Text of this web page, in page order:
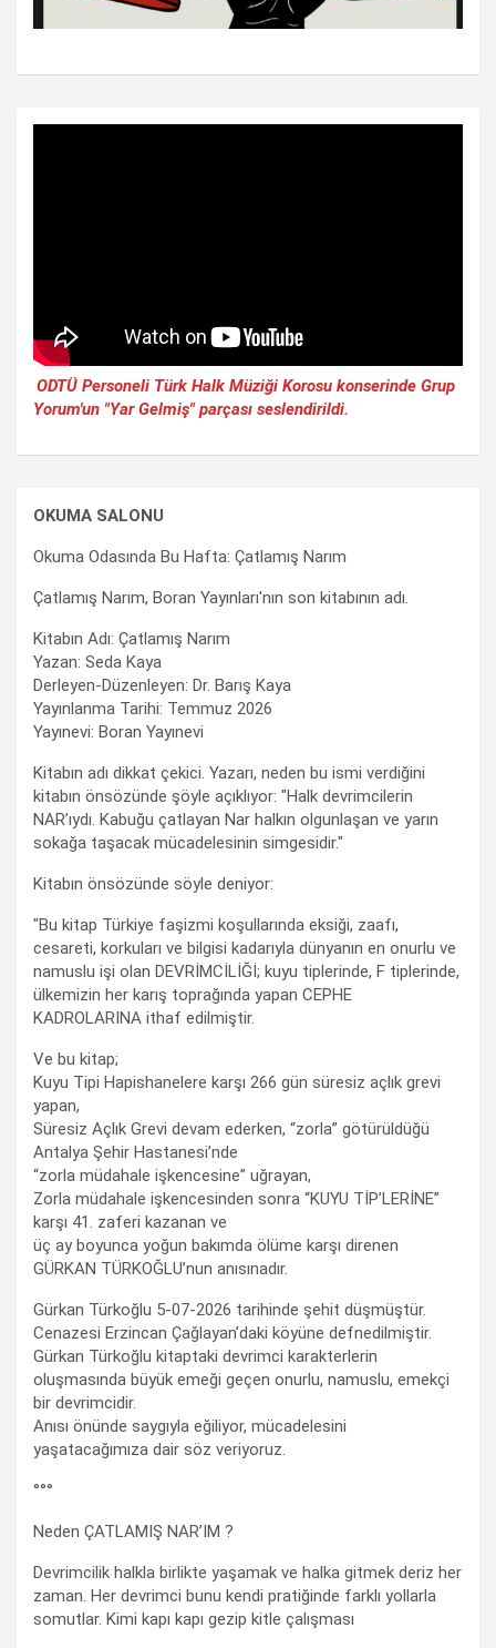
ODTÜ Personeli Türk Halk Müziği Korosu konserinde Grup
Yorum'un "Yar Gelmiş" parçası seslendirildi.
OKUMA SALONU
Okuma Odasında Bu Hafta: Çatlamış Narım
Çatlamış Narım, Boran Yayınları'nın son kitabının adı.
Kitabın Adı: Çatlamış Narım
Yazan: Seda Kaya
Derleyen-Düzenleyen: Dr. Barış Kaya
Yayınlanma Tarihi: Temmuz 2026
Yayınevi: Boran Yayınevi
Kitabın adı dikkat çekici. Yazarı, neden bu ismi verdiğini
kitabın önsözünde şöyle açıklıyor: "Halk devrimcilerin
NAR’ıydı. Kabuğu çatlayan Nar halkın olgunlaşan ve yarın
sokağa taşacak mücadelesinin simgesidir."
Kitabın önsözünde söyle deniyor:
"Bu kitap Türkiye faşizmi koşullarında eksiği, zaafı,
cesareti, korkuları ve bilgisi kadarıyla dünyanın en onurlu ve
namuslu işi olan DEVRİMCİLİĞİ; kuyu tiplerinde, F tiplerinde,
ülkemizin her karış toprağında yapan CEPHE
KADROLARINA ithaf edilmiştir.
Ve bu kitap;
Kuyu Tipi Hapishanelere karşı 266 gün süresiz açlık grevi
yapan,
Süresiz Açlık Grevi devam ederken, “zorla” götürüldüğü
Antalya Şehir Hastanesi’nde
“zorla müdahale işkencesine” uğrayan,
Zorla müdahale işkencesinden sonra “KUYU TİP’LERİNE”
karşı 41. zaferi kazanan ve
üç ay boyunca yoğun bakımda ölüme karşı direnen
GÜRKAN TÜRKOĞLU’nun anısınadır.
Gürkan Türkoğlu 5-07-2026 tarihinde şehit düşmüştür.
Cenazesi Erzincan Çağlayan’daki köyüne defnedilmiştir.
Gürkan Türkoğlu kitaptaki devrimci karakterlerin
oluşmasında büyük emeği geçen onurlu, namuslu, emekçi
bir devrimcidir.
Anısı önünde saygıyla eğiliyor, mücadelesini
yaşatacağımıza dair söz veriyoruz.
°°°
Neden ÇATLAMIŞ NAR’IM ?
Devrimcilik halkla birlikte yaşamak ve halka gitmek deriz her
zaman. Her devrimci bunu kendi pratiğinde farklı yollarla
somutlar. Kimi kapı kapı gezip kitle çalışması